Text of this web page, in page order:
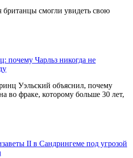
британцы смогли увидеть свою
Чарльз никогда не
Уэльский объяснил, почему
во фраке, которому больше 30 лет,
II в Сандрингеме под угрозой